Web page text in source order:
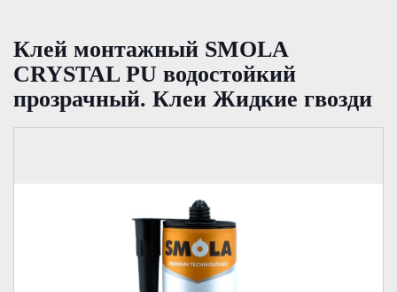
Клей монтажный SMOLA
CRYSTAL PU водостойкий
прозрачный. Клеи Жидкие гвозди